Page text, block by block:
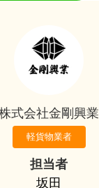
式会社金剛興業
軽貨物業者
担当者
坂田